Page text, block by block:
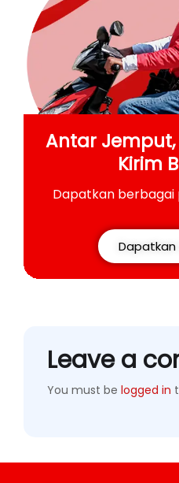
Antar Jemput,
Kirim
Dapatkan berbagai
Dapatkan
Leave a
You must be logged in